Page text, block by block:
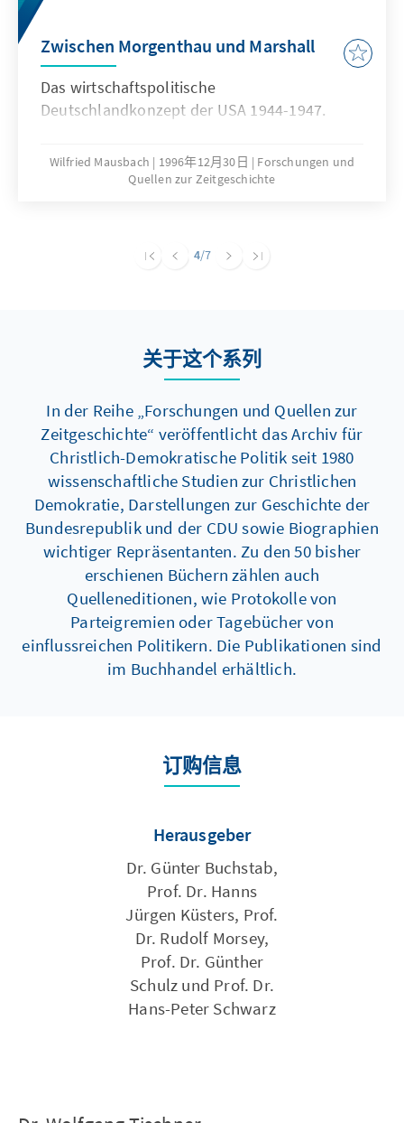
Zwischen Morgenthau und Marshall
Das wirtschaftspolitische
Deutschlandkonzept der USA 1944-1947.
Wilfried Mausbach 1996年12月30日
Forschungen und
Quellen zur Zeitgeschichte
4/7
关于这个系列
In der Reihe „Forschungen und Quellen zur
Zeitgeschichte“ veröffentlicht das Archiv für
Christlich-Demokratische Politik seit 1980
wissenschaftliche Studien zur Christlichen
Demokratie, Darstellungen zur Geschichte der
Bundesrepublik und der CDU sowie Biographien
wichtiger Repräsentanten. Zu den 50 bisher
erschienen Büchern zählen auch
Quelleneditionen, wie Protokolle von
Parteigremien oder Tagebücher von
einflussreichen Politikern. Die Publikationen sind
im Buchhandel erhältlich.
订购信息
Herausgeber
Dr. Günter Buchstab,
Prof. Dr. Hanns
Jürgen Küsters, Prof.
Dr. Rudolf Morsey,
Prof. Dr. Günther
Schulz und Prof. Dr.
Hans-Peter Schwarz